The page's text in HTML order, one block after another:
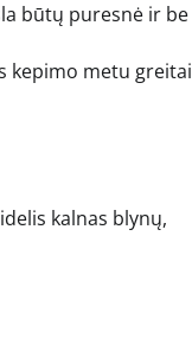
būtų puresnė ir be
kepimo metu greitai
kalnas blynų,